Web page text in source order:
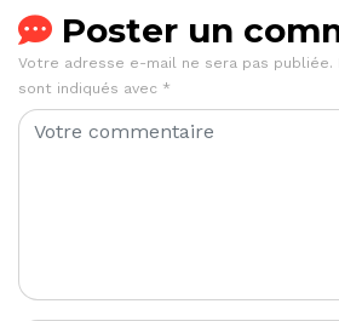
Poster un
Votre adresse e-mail ne sera pas publiée.
sont indiqués avec *